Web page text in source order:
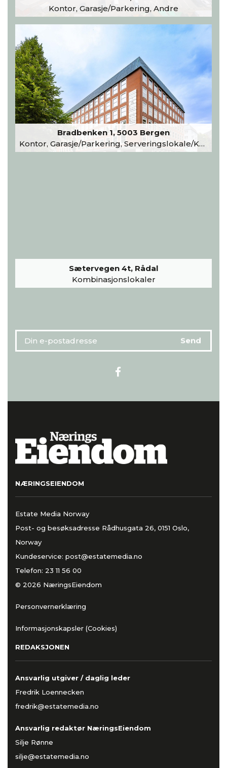
Kontor, Garasje/Parkering, Andre
Bradbenken 1, 5003 Bergen
Kontor, Garasje/Parkering, Serveringslokale/Kantine, Undervisning/Arrangement
Sætervegen 4t, Rådal
Kombinasjonslokaler
NÆRINGSEIENDOM
Estate Media Norway
Post- og besøksadresse Rådhusgata 26, 0151 Oslo,
Norway
Kundeservice: post@estatemedia.no
Telefon: 23 11 56 00
© 2026 NæringsEiendom
Personvernerklæring
Informasjonskapsler (Cookies)
REDAKSJONEN
Ansvarlig utgiver / daglig leder
Fredrik Loennecken
fredrik@estatemedia.no
Ansvarlig redaktør NæringsEiendom
Silje Rønne
silje@estatemedia.no